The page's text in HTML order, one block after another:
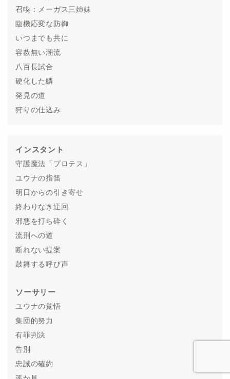
召喚：メーガス三姉妹
臨機応変な防御
いつまでも共に
容赦無い潮流
八百長試合
硬化した鱗
発見の道
狩りの仕込み
インスタント
守護魔法「プロテス」
ユウナの指笛
明日からの引き寄せ
終わりなき迂回
邪悪を打ち砕く
流刑への道
断れない提案
鼓舞する呼び声
ソーサリー
ユウナの覚悟
集団的努力
有罪判決
告別
忠誠の確約